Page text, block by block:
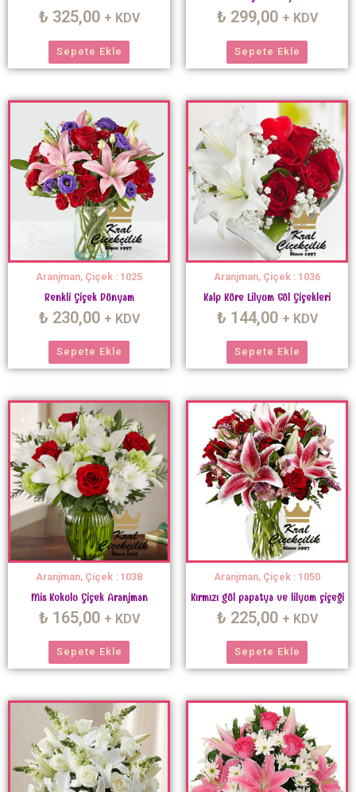
₺ 325,00 + KDV
Sepete Ekle
₺ 299,00 + KDV
Sepete Ekle
Aranjman, Çiçek : 1025
Renkli Çiçek Dünyam
₺ 230,00 + KDV
Sepete Ekle
Aranjman, Çiçek : 1036
Kalp Küre Lilyum Gül Çiçekleri
₺ 144,00 + KDV
Sepete Ekle
Aranjman, Çiçek : 1038
Mis Kokulu Çiçek Aranjman
₺ 165,00 + KDV
Sepete Ekle
Aranjman, Çiçek : 1050
Kırmızı gül papatya ve lilyum çiçeği
₺ 225,00 + KDV
Sepete Ekle